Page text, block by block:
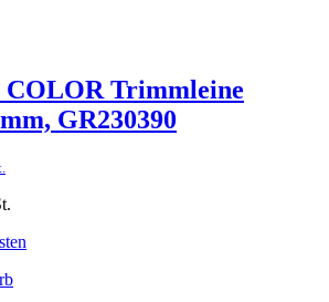
Trimmleine
GR230390